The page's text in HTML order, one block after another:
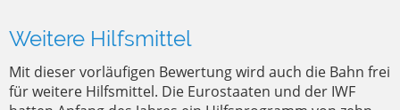
Weitere Hilfsmittel
Mit dieser vorläufigen Bewertung wird auch die Bahn frei
für weitere Hilfsmittel. Die Eurostaaten und der IWF